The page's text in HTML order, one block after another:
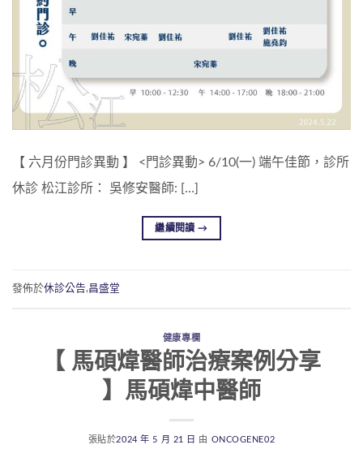
【 六月份門診異動 】 <門診異動> 6/10(一) 端午佳節，診所
休診 松江診所： 吳修安醫師: […]
繼續閱讀→
發佈於休診公告,昌盛堂
健康專欄
【 馬碩煒醫師治療案例分享
】馬碩煒中醫師
張貼於2024 年 5 月 21 日 由 ONCOGENE02